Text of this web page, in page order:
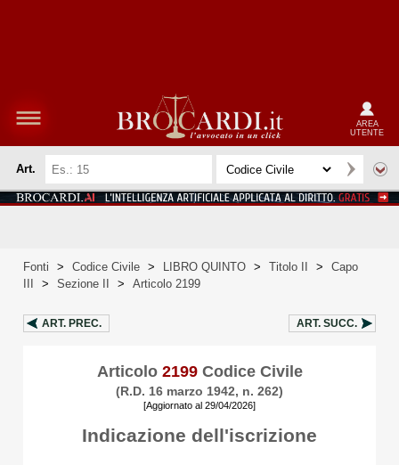
AREA
UTENTE
Art.
Fonti > Codice Civile > LIBRO QUINTO > Titolo II >
Capo
> Sezione II > Articolo 2199
ART. PREC. ART. SUCC.
Articolo 2199Codice Civile
(R.D. 16 marzo 1942, n. 262)
[Aggiornato al 29/04/2026]
Indicazione dell'iscrizione